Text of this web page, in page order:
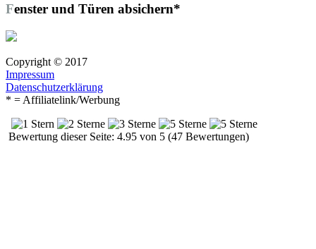
Fenster und Türen absichern*
Copyright © 2017
Impressum
Datenschutzerklärung
* = Affiliatelink/Werbung
Bewertung dieser Seite: 4.95 von 5 (47 Bewertungen)